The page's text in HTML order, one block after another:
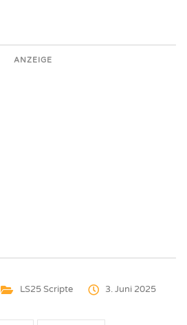
ANZEIGE
LS25 Scripte 3. Juni 2025